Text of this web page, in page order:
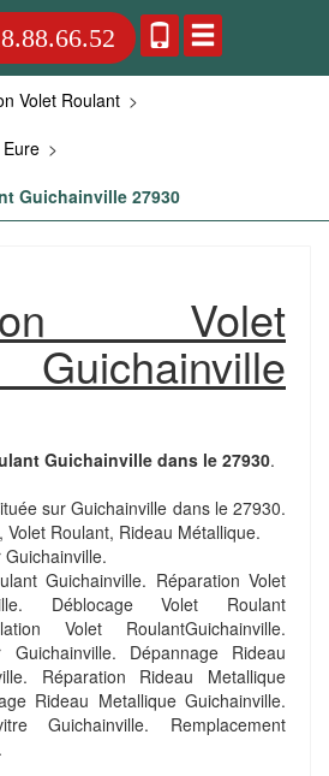
Volet Roulant >
>
Guichainville 27930
Volet
Guichainville dans le 27930.
sur Guichainville dans le 27930.
Roulant, Rideau Métallique.
Guichainville. Réparation Volet
Déblocage Volet Roulant
Volet RoulantGuichainville.
Guichainville. Dépannage Rideau
Réparation Rideau Metallique
Rideau Metallique Guichainville.
Guichainville. Remplacement